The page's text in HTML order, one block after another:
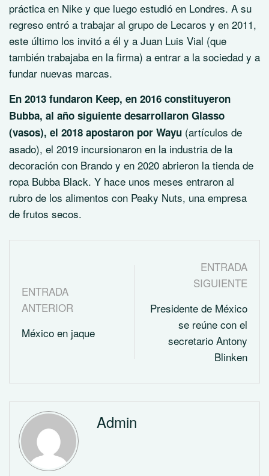
práctica en Nike y que luego estudió en Londres. A su
regreso entró a trabajar al grupo de Lecaros y en 2011,
este último los invitó a él y a Juan Luis Vial (que
también trabajaba en la firma) a entrar a la sociedad y a
fundar nuevas marcas.
En 2013 fundaron Keep, en 2016 constituyeron
Bubba, al año siguiente desarrollaron Glasso
(vasos), el 2018 apostaron por Wayu (artículos de
asado), el 2019 incursionaron en la industria de la
decoración con Brando y en 2020 abrieron la tienda de
ropa Bubba Black. Y hace unos meses entraron al
rubro de los alimentos con Peaky Nuts, una empresa
de frutos secos.
ENTRADA
ANTERIOR
México en jaque
ENTRADA
SIGUIENTE
Presidente de México
se reúne con el
secretario Antony
Blinken
Admin